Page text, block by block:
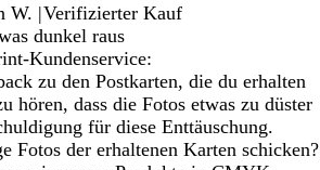
W. |Verifizierter Kauf
dunkel raus
Kundenservice:
zu den Postkarten, die du erhalten
hören, dass die Fotos etwas zu düster
für diese Enttäuschung.
Fotos der erhaltenen Karten schicken?